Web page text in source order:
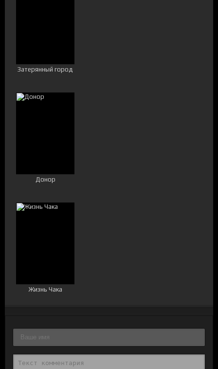
Затерянный город
Донор
Жизнь Чака